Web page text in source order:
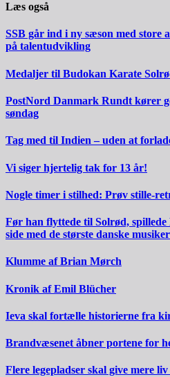
Læs også
SSB går ind i ny sæson med store
på talentudvikling
Medaljer til Budokan Karate
PostNord Danmark Rundt kører
søndag
Tag med til Indien – uden at
Vi siger hjertelig tak for 13 år!
Nogle timer i stilhed: Prøv stille-
Før han flyttede til Solrød, spillede
side med de største danske
Klumme af Brian Mørch
Kronik af Emil Blücher
Ieva skal fortælle historierne fra
Brandvæsenet åbner portene for
Flere legepladser skal give mere